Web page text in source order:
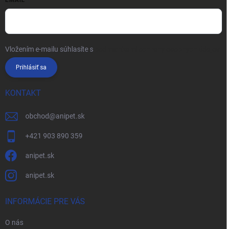
Vložením e-mailu súhlasíte s
Prihlásiť sa
KONTAKT
obchod@anipet.sk
+421 903 890 359
anipet.sk
anipet.sk
INFORMÁCIE PRE VÁS
O nás